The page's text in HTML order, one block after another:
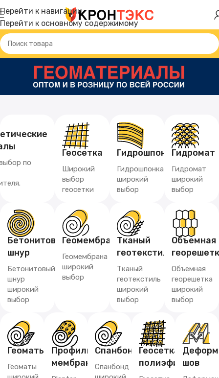
Перейти к навигации
Перейти к основному содержимому
по
Геосетка
Широкий
выбор
геосетки
Гидрошпонка
Гидрошпонка
широкий
выбор
Гидромат
Гидромат
широкий
выбор
Бетонитовый
шнур
Бетонитовый
шнур
широкий
выбор
Геомембрана
Геомембрана
широкий
выбор
Тканый
геотекстиль
Тканый
геотекстиль
широкий
выбор
Объемная
Объемная
георешетка
широкий
выбор
Геоматы
Геоматы
Профилированная
мембрана
Спанбонд
Спанбонд
Геосетка
полиэфирная
шов